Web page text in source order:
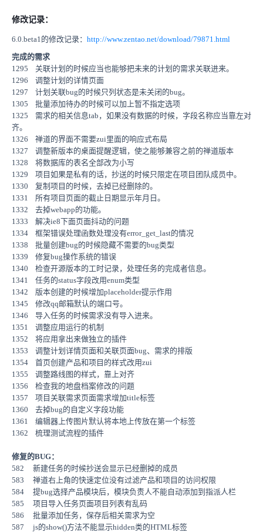
修改记录：
6.0.beta1的修改记录： http://www.zentao.net/download/79871.html
完成的需求
1295 关联计划的时候应当也能够把未来的计划的需求关联进来。
1296 调整计划的详情页面
1297 计划关联bug的时候只列状态是未关闭的bug。
1305 批量添加待办的时候可以加上暂不指定选项
1325 需求的相关信息tab，如果没有数据的时候，字段名称应当靠左对
齐。
1326 禅道的界面不需要zui里面的响应式布局
1327 调整新版本的桌面提醒逻辑，使之能够兼容之前的禅道版本
1328 将数据库的表名全部改为小写
1329 项目如果是私有的话，抄送的时候只限定在项目团队成员中。
1330 复制项目的时候，去掉已经删除的。
1331 所有项目页面的截止日期显示年月日。
1332 去掉webapp的功能。
1333 解决ie8下面页面抖动的问题
1334 框架错误处理函数处理没有error_get_last的情况
1338 批量创建bug的时候隐藏不需要的bug类型
1339 修复bug操作系统的错误
1340 检查开源版本的工时记录，处理任务的完成者信息。
1341 任务的status字段改用enum类型
1342 版本创建的时候增加placeholder提示作用
1345 修改qq邮箱默认的端口号。
1346 导入任务的时候需求没有导入进来。
1351 调整应用运行的机制
1352 将应用拿出来做独立的插件
1353 调整计划详情页面和关联页面bug、需求的排版
1354 首页创建产品和项目的样式改用zui
1355 调整路线图的样式，靠上对齐
1356 检查我的地盘档案修改的问题
1357 项目关联需求页面需求增加title标签
1360 去掉bug的自定义字段功能
1361 编辑器上传图片默认将本地上传放在第一个标签
1362 梳理测试流程的插件
修复的BUG：
582 新建任务的时候抄送会显示已经删掉的成员
583 禅道右上角的快速定位没有过滤产品和项目的访问权限
584 提bug选择产品模块后，模块负责人不能自动添加到指派人栏
585 项目导入任务页面项目列表有乱码
586 批量添加任务，保存后相关需求为空
587 js的show()方法不能显示hidden类的HTML标签